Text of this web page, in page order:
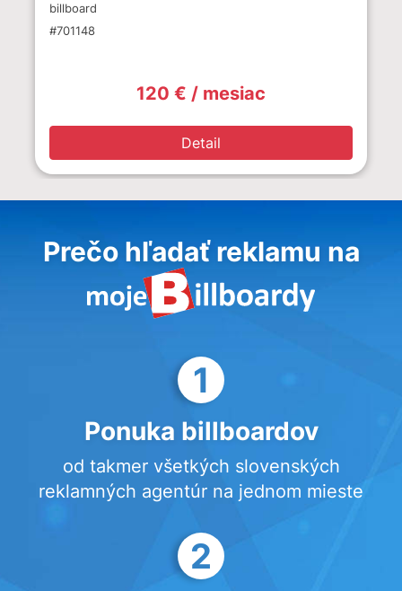
billboard
#701148
120 € / mesiac
Detail
Prečo hľadať reklamu na
1
Ponuka billboardov
od takmer všetkých slovenských
reklamných agentúr na jednom mieste
2